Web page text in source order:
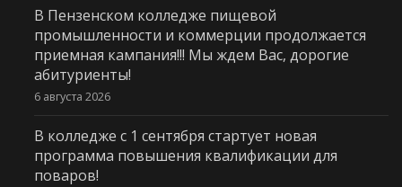
В Пензенском колледже пищевой
промышленности и коммерции продолжается
приемная кампания!!! Мы ждем Вас, дорогие
абитуриенты!
6 августа 2026
В колледже с 1 сентября стартует новая
программа повышения квалификации для
поваров!